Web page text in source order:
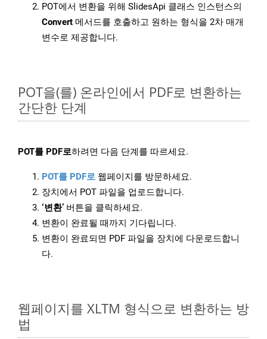
POT에서 변환을 위해 SlidesApi 클래스 인스턴스의
Convert 메서드를 호출하고 원하는 형식을 2차 매개
변수로 제공합니다.
POT을(를) 온라인에서 PDF로 변환하는
간단한 단계
POT를 PDF로하려면 다음 단계를 따르세요.
POT를 PDF로 웹페이지를 방문하세요.
장치에서 POT 파일을 업로드합니다.
‘변환’ 버튼을 클릭하세요.
변환이 완료될 때까지 기다립니다.
변환이 완료되면 PDF 파일을 장치에 다운로드합니
다.
웹페이지를 XLTM 형식으로 변환하는 방
법